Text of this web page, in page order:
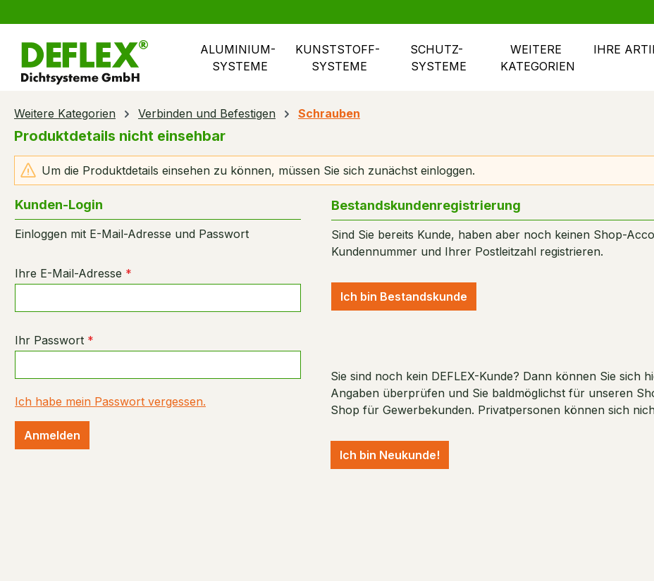
ALUMINIUM-
SYSTEME
KUNSTSTOFF-
SYSTEME
SCHUTZ-
SYSTEME
WEITERE
KATEGORIEN
IHRE
Weitere Kategorien Verbinden und Befestigen Schrauben
Produktdetails nicht einsehbar
Um die Produktdetails einsehen zu können, müssen Sie sich zunächst einloggen.
Kunden-Login
Einloggen mit E-Mail-Adresse und Passwort
Ihre E-Mail-Adresse *
Ihr Passwort *
Ich habe mein Passwort vergessen.
Anmelden
Bestandskundenregistrierung
Sind Sie bereits Kunde, haben aber noch keinen Shop-
Kundennummer und Ihrer Postleitzahl registrieren.
Ich bin Bestandskunde
Sie sind noch kein DEFLEX-Kunde? Dann können Sie sich
Angaben überprüfen und Sie baldmöglichst für unseren
Shop für Gewerbekunden. Privatpersonen können sich
Ich bin Neukunde!